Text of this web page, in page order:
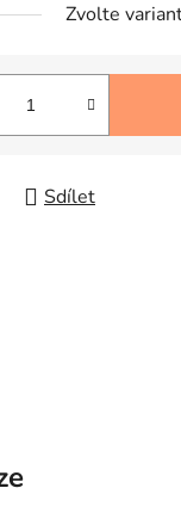
Zvolte
Sdílet